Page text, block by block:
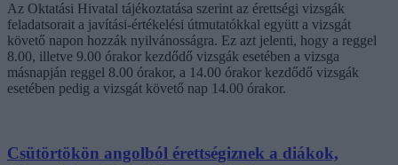
Az Oktatási Hivatal tájékoztatása szerint az érettségi vizsgák
feladatsorait a javítási-értékelési útmutatókkal együtt a vizsgát
követő napon hozzák nyilvánosságra. Ez azt jelenti, hogy a reggel
8.00, illetve 9.00 órakor kezdődő vizsgák esetében a vizsga
másnapján reggel 8.00 órakor, a 14.00 órakor kezdődő vizsgák
esetében pedig a vizsgát követő nap 14.00 órakor.
Csütörtökön angolból érettségiznek a diákok,